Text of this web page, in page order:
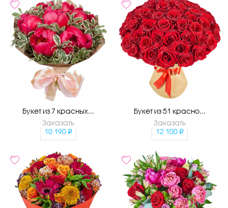
Букет из 7 красных...
Заказать
10 190
Букет из 51 красно...
Заказать
12 100